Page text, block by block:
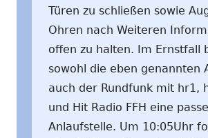
Türen zu schließen sowie
Ohren nach Weiteren
offen zu halten. Im Ernstfall
sowohl die eben genannten
auch der Rundfunk mit hr1,
und Hit Radio FFH eine
Anlaufstelle. Um 10:05Uhr